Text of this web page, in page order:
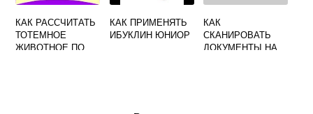
КАК РАССЧИТАТЬ
ТОТЕМНОЕ
ЖИВОТНОЕ ПО
КАК ПРИМЕНЯТЬ
ИБУКЛИН ЮНИОР
КАК
СКАНИРОВАТЬ
ДОКУМЕНТЫ НА